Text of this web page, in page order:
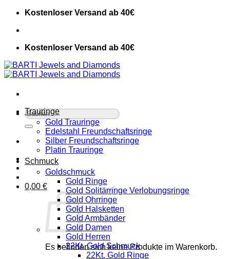
Zum
springen
Kostenloser Versand ab 40€
Kostenloser Versand ab 40€
Suche
nach:
0,00 €
Es befinden sich keine Produkte im Warenkorb.
Trauringe
Gold Trauringe
Edelstahl Freundschaftsringe
Silber Freundschaftsringe
Platin Trauringe
Schmuck
Goldschmuck
Gold Ringe
Gold Solitärringe Verlobungsringe
Gold Ohrringe
Gold Halsketten
Gold Armbänder
Gold Damen
Gold Herren
22Kt. Gold Schmuck
22Kt. Gold Ringe